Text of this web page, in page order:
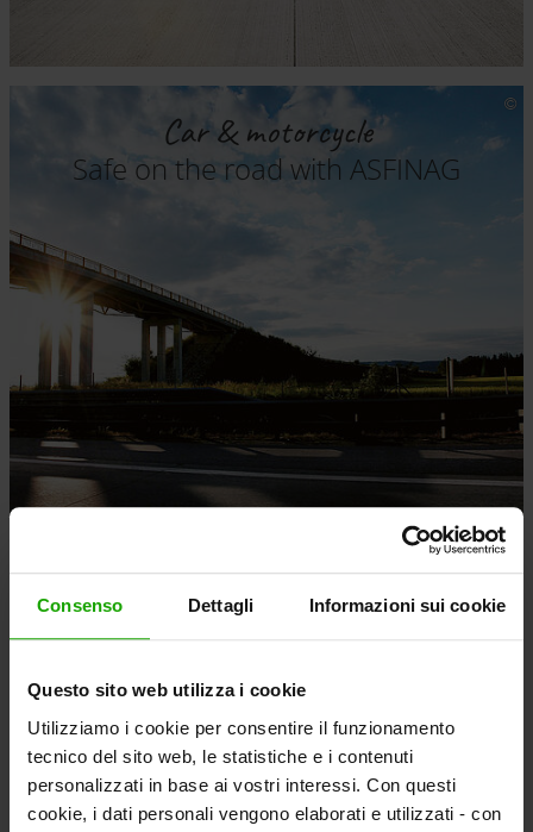
Consenso Dettagli Informazioni sui cookie
Questo sito web utilizza i cookie
Utilizziamo i cookie per consentire il funzionamento
tecnico del sito web, le statistiche e i contenuti
personalizzati in base ai vostri interessi. Con questi
cookie, i dati personali vengono elaborati e utilizzati - con
Car & motorcycle
Safe on the road with ASFINAG